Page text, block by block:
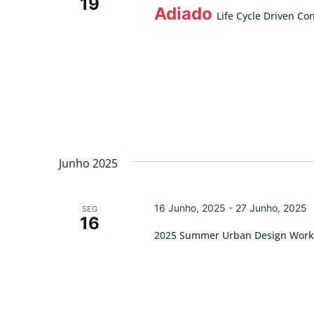
Adiado Life Cycle Driven
Junho 2025
SEG
16
2025 Summer Urban Design
16 Junho, 2025 - 27 Junho, 2025